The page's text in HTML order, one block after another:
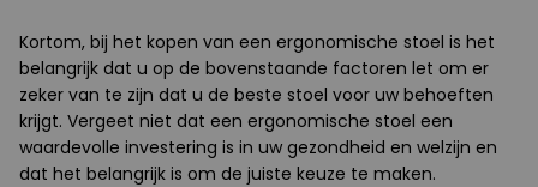
Kortom, bij het kopen van een ergonomische stoel is het
belangrijk dat u op de bovenstaande factoren let om er
zeker van te zijn dat u de beste stoel voor uw behoeften
krijgt. Vergeet niet dat een ergonomische stoel een
waardevolle investering is in uw gezondheid en welzijn en
dat het belangrijk is om de juiste keuze te maken.